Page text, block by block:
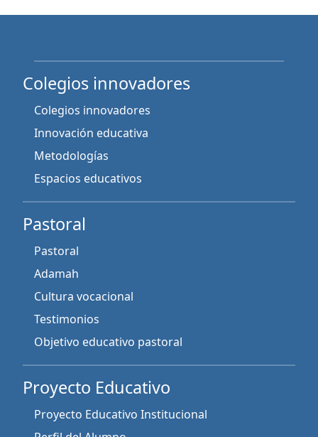
Colegios innovadores
Colegios innovadores
Innovación educativa
Metodologías
Espacios educativos
Pastoral
Pastoral
Adamah
Cultura vocacional
Testimonios
Objetivo educativo pastoral
Proyecto Educativo
Proyecto Educativo Institucional